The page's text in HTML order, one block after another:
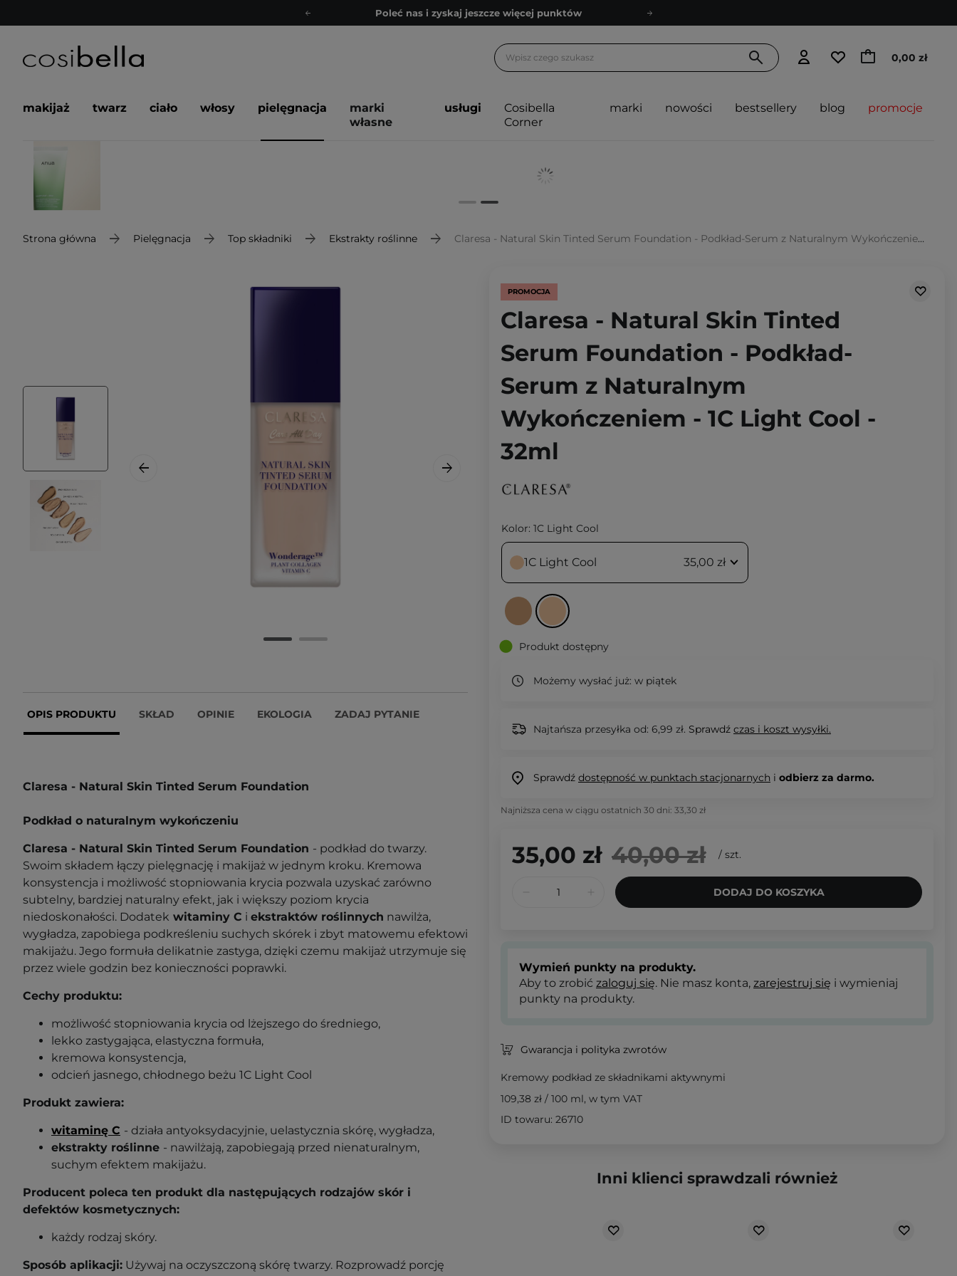
Poleć nas i zyskaj jeszcze więcej punktów
Bezpłatne konsultacje kosmetologiczne
Poleć nas i zyskaj jeszcze więcej punktów
0,00 zł
makijaż twarz ciało włosy pielęgnacja
marki
własne
usługi
Cosibella
Corner
marki nowości bestsellery blog promocje
Strona główna Pielęgnacja Top składniki Ekstrakty roślinne Claresa - Natural Skin Tinted Serum Foundation - Podkład-Serum z Naturalnym Wykończeniem - 1C Light Cool - 32ml
OPIS PRODUKTU SKŁAD OPINIE EKOLOGIA ZADAJ PYTANIE
Claresa - Natural Skin Tinted Serum Foundation
Podkład o naturalnym wykończeniu
Claresa - Natural Skin Tinted Serum Foundation - podkład do twarzy.
Swoim składem łączy pielęgnację i makijaż w jednym kroku. Kremowa
konsystencja i możliwość stopniowania krycia pozwala uzyskać zarówno
subtelny, bardziej naturalny efekt, jak i większy poziom krycia
niedoskonałości. Dodatek witaminy C i ekstraktów roślinnych nawilża,
wygładza, zapobiega podkreśleniu suchych skórek i zbyt matowemu efektowi
makijażu. Jego formuła delikatnie zastyga, dzięki czemu makijaż utrzymuje się
przez wiele godzin bez konieczności poprawki.
Cechy produktu:
możliwość stopniowania krycia od lżejszego do średniego,
lekko zastygająca, elastyczna formuła,
kremowa konsystencja,
odcień jasnego, chłodnego beżu 1C Light Cool
Produkt zawiera:
witaminę C - działa antyoksydacyjnie, uelastycznia skórę, wygładza,
ekstrakty roślinne - nawilżają, zapobiegają przed nienaturalnym,
suchym efektem makijażu.
Producent poleca ten produkt dla następujących rodzajów skór i
defektów kosmetycznych:
każdy rodzaj skóry.
Sposób aplikacji: Używaj na oczyszczoną skórę twarzy. Rozprowadź porcję
PROMOCJA
Claresa - Natural Skin Tinted
Serum Foundation - Podkład-
Serum z Naturalnym
Wykończeniem - 1C Light Cool -
32ml
Kolor: 1C Light Cool
1C Light Cool 35,00 zł
Produkt dostępny
Możemy wysłać już: w piątek
Najtańsza przesyłka od: 6,99 zł. Sprawdź czas i koszt wysyłki.
Sprawdź dostępność w punktach stacjonarnych i odbierz za darmo.
Najniższa cena w ciągu ostatnich 30 dni: 33,30 zł
35,00 zł 40,00 zł / szt.
DODAJ DO KOSZYKA
Wymień punkty na produkty.
Aby to zrobić zaloguj się. Nie masz konta, zarejestruj się i wymieniaj
punkty na produkty.
Gwarancja i polityka zwrotów
Kremowy podkład ze składnikami aktywnymi
109,38 zł / 100 ml, w tym VAT
ID towaru: 26710
Inni klienci sprawdzali również